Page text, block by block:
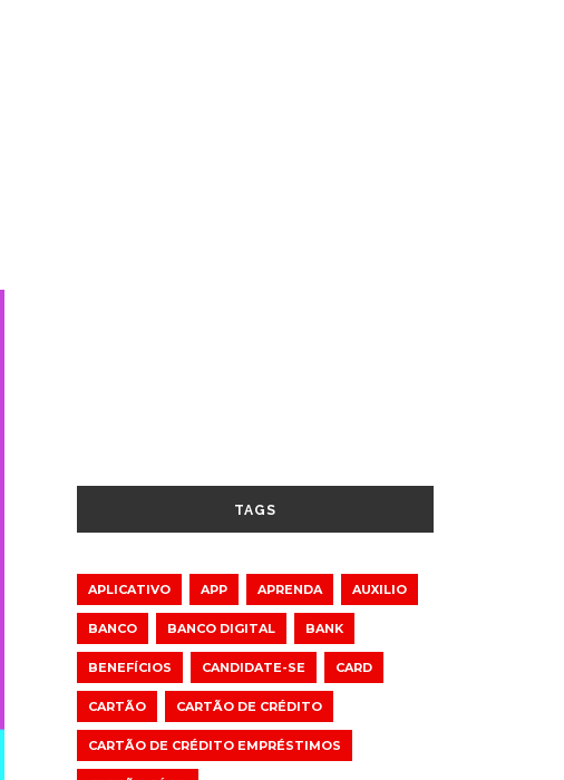
TAGS
APLICATIVO APP APRENDA AUXILIO
BANCO BANCO DIGITAL BANK
BENEFÍCIOS CANDIDATE-SE CARD
CARTÃO CARTÃO DE CRÉDITO
CARTÃO DE CRÉDITO EMPRÉSTIMOS